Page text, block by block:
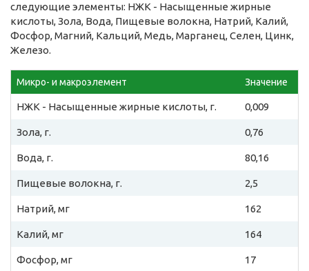
следующие элементы: НЖК - Насыщенные жирные
кислоты, Зола, Вода, Пищевые волокна, Натрий, Калий,
Фосфор, Магний, Кальций, Медь, Марганец, Селен, Цинк,
Железо.
Микро- и макроэлемент Значение
НЖК - Насыщенные жирные кислоты, г. 0,009
Зола, г. 0,76
Вода, г. 80,16
Пищевые волокна, г. 2,5
Натрий, мг 162
Калий, мг 164
Фосфор, мг 17